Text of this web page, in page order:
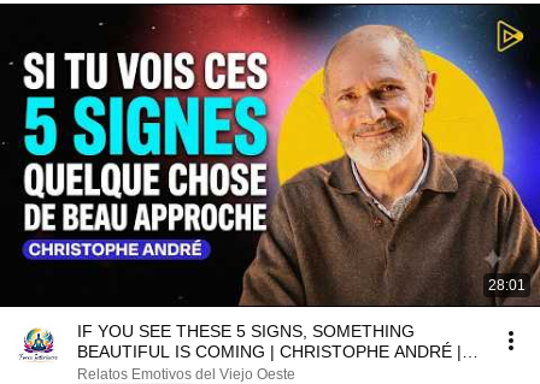
28:01
IF YOU SEE THESE 5 SIGNS, SOMETHING
BEAUTIFUL IS COMING | CHRISTOPHE ANDRÉ |
MOTIVATIONAL SPEECH
Relatos Emotivos del Viejo Oeste